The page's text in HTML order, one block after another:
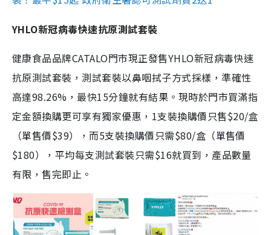
YHLO新冠病毒快速抗原測試套裝
健康食品品牌CATALO門市現正發售YHLO新冠病毒快速
抗原測試套裝，測試套裝以鼻咽拭子方式採樣，準確性
高達98.26%，最快15分鐘就有結果。現時於門市買滿指
定金額換購更可享有獨家優惠，1支裝換購價只售$20/盒
（單售價$39），而5支裝換購價只需$80/盒（單售價
$180），平均每支測試套裝只需$16就買到，產品數量
有限，售完即止。